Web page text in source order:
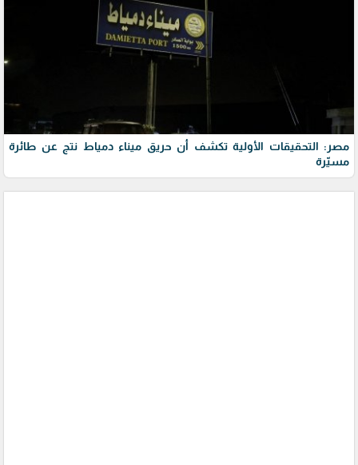
مصر: التحقيقات الأولية تكشف أن حريق ميناء دمياط نتج عن طائرة
مسيّرة